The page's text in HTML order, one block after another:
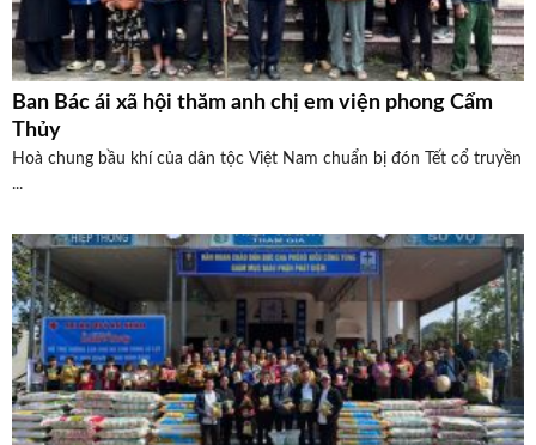
Ban Bác ái xã hội thăm anh chị em viện phong Cẩm
Thủy
Hoà chung bầu khí của dân tộc Việt Nam chuẩn bị đón Tết cổ truyền
...